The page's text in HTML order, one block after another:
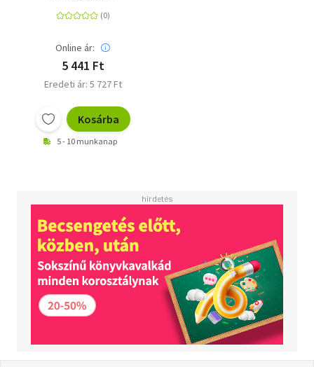
LUPIN
Online ár:
5 441 Ft
Eredeti ár: 5 727 Ft
Kosárba
5 - 10 munkanap